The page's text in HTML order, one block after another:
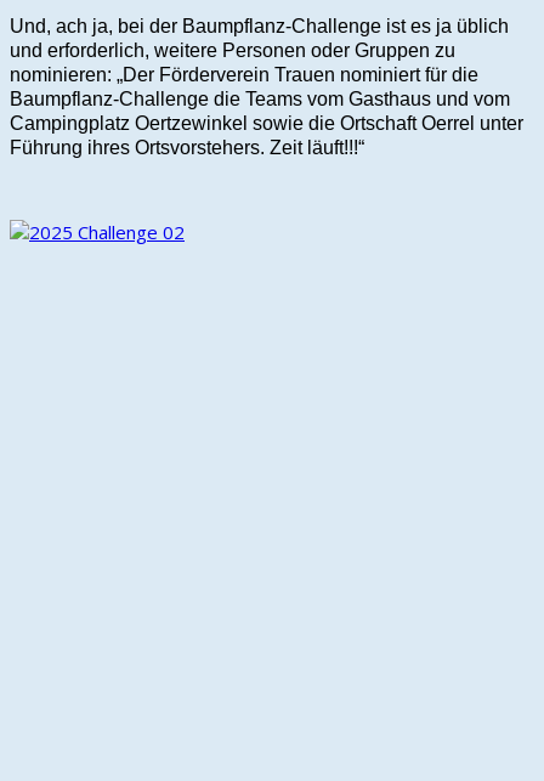
Und, ach ja, bei der Baumpflanz-Challenge ist es ja üblich
und erforderlich, weitere Personen oder Gruppen zu
nominieren: „Der Förderverein Trauen nominiert für die
Baumpflanz-Challenge die Teams vom Gasthaus und vom
Campingplatz Oertzewinkel sowie die Ortschaft Oerrel unter
Führung ihres Ortsvorstehers. Zeit läuft!!!“